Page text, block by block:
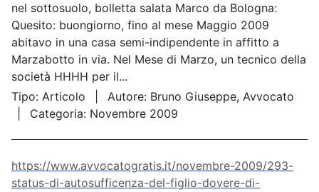
nel sottosuolo, bolletta salata Marco da Bologna:
Quesito: buongiorno, fino al mese Maggio 2009
abitavo in una casa semi-indipendente in affitto a
Marzabotto in via. Nel Mese di Marzo, un tecnico della
società HHHH per il...
Tipo: Articolo Autore: Bruno Giuseppe, Avvocato
Categoria: Novembre 2009
https://www.avvocatogratis.it/novembre-2009/293-
status-di-autosufficenza-del-figlio-dovere-di-